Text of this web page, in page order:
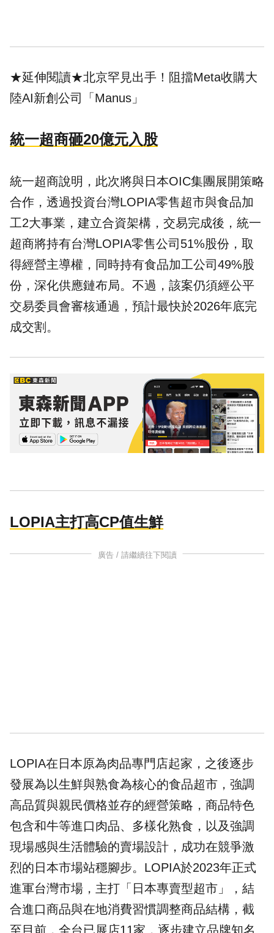
★延伸閱讀★北京罕見出手！阻擋Meta收購大
陸AI新創公司「Manus」
統一超商砸20億元入股
統一超商說明，此次將與日本OIC集團展開策略
合作，透過投資台灣LOPIA零售超市與食品加
工2大事業，建立合資架構，交易完成後，統一
超商將持有台灣LOPIA零售公司51%股份，取
得經營主導權，同時持有食品加工公司49%股
份，深化供應鏈布局。不過，該案仍須經公平
交易委員會審核通過，預計最快於2026年底完
成交割。
LOPIA主打高CP值生鮮
廣告 / 請繼續往下閱讀
LOPIA在日本原為肉品專門店起家，之後逐步
發展為以生鮮與熟食為核心的食品超市，強調
高品質與親民價格並存的經營策略，商品特色
包含和牛等進口肉品、多樣化熟食，以及強調
現場感與生活體驗的賣場設計，成功在競爭激
烈的日本市場站穩腳步。LOPIA於2023年正式
進軍台灣市場，主打「日本專賣型超市」，結
合進口商品與在地消費習慣調整商品結構，截
至目前，全台已展店11家，逐步建立品牌知名